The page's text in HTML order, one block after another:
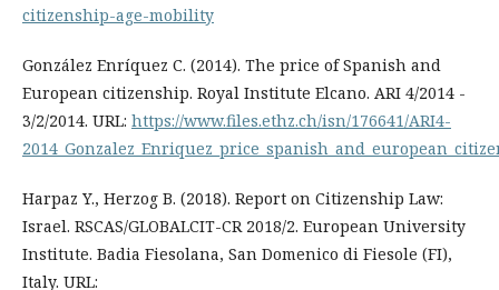
citizenship-age-mobility
González Enríquez С. (2014). The price of Spanish and
European citizenship. Royal Institute Elcano. ARI 4/2014 -
3/2/2014. URL: https://www.files.ethz.ch/isn/176641/ARI4-
Harpaz Y., Herzog B. (2018). Report on Citizenship Law:
Israel. RSCAS/GLOBALCIT-CR 2018/2. European University
Institute. Badia Fiesolana, San Domenico di Fiesole (FI),
Italy. URL: